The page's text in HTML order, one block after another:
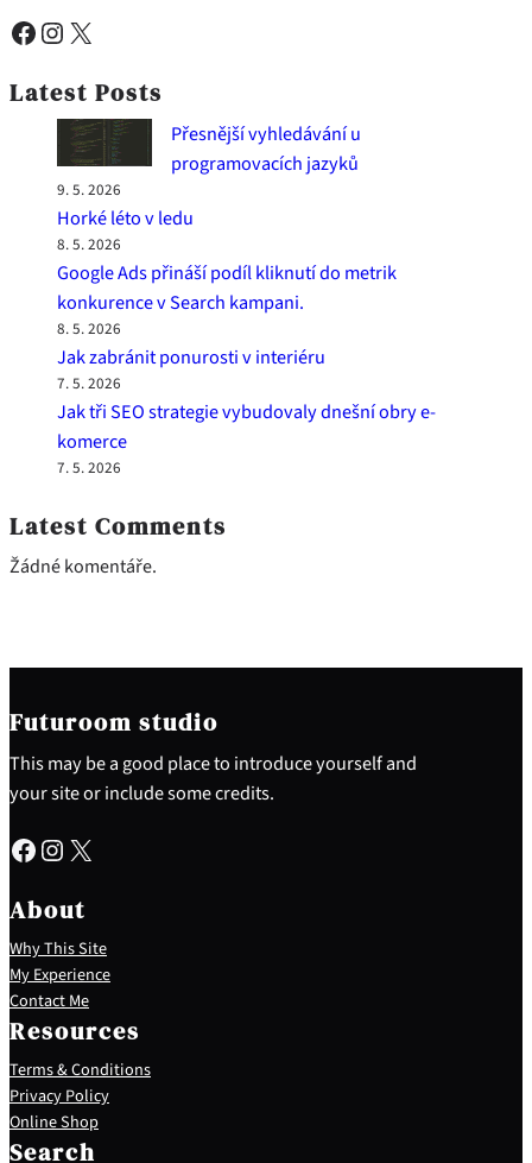
Facebook Instagram X
Latest Posts
Přesnější vyhledávání u
programovacích jazyků
9. 5. 2026
Horké léto v ledu
8. 5. 2026
Google Ads přináší podíl kliknutí do metrik
konkurence v Search kampani.
8. 5. 2026
Jak zabránit ponurosti v interiéru
7. 5. 2026
Jak tři SEO strategie vybudovaly dnešní obry e-
komerce
7. 5. 2026
Latest Comments
Žádné komentáře.
Futuroom studio
This may be a good place to introduce yourself and
your site or include some credits.
Facebook Instagram X
About
Why This Site
My Experience
Contact Me
Resources
Terms & Conditions
Privacy Policy
Online Shop
Search
S
e